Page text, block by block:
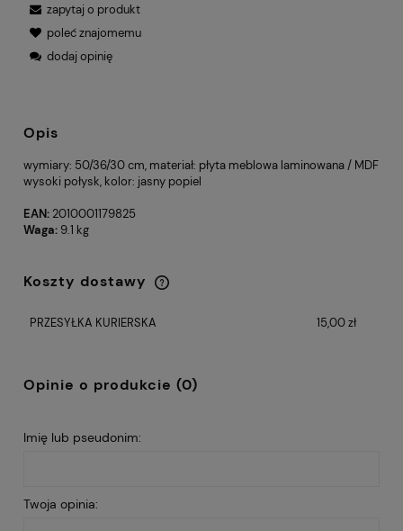
zapytaj o produkt
poleć znajomemu
dodaj opinię
Opis
wymiary: 50/36/30 cm, materiał: płyta meblowa laminowana / MDF
wysoki połysk, kolor: jasny popiel
EAN: 2010001179825
Waga: 9.1 kg
Koszty dostawy
Cena nie zawiera ewentualnych kosztów
PRZESYŁKA KURIERSKA
15,00 zł
Opinie o produkcie (0)
Imię lub pseudonim:
Twoja opinia: